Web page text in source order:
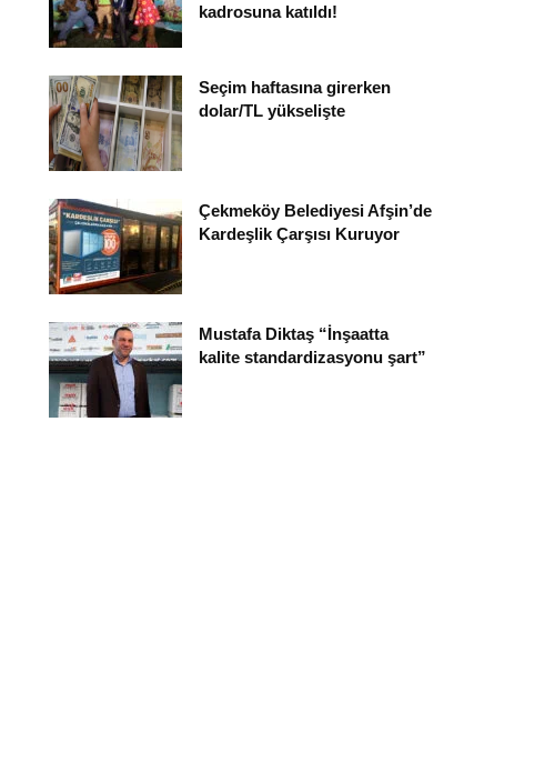
kadrosuna katıldı!
Seçim haftasına girerken
dolar/TL yükselişte
Çekmeköy Belediyesi Afşin’de
Kardeşlik Çarşısı Kuruyor
Mustafa Diktaş “İnşaatta
kalite standardizasyonu şart”